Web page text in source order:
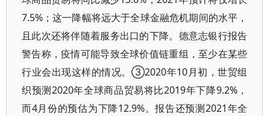
7.5%；这一降幅将远大于全球金融危机期间的水平，
且此次还将伴随着服务出口的下降。德意志银行报告
警告称，疫情可能导致全球价值链重组，至少在某些
行业会出现这样的情况。③2020年10月初，世贸组
织预测2020年全球商品贸易将比2019年下降9.2%，
而4月份的预估为下降12.9%。报告还预测2021年全